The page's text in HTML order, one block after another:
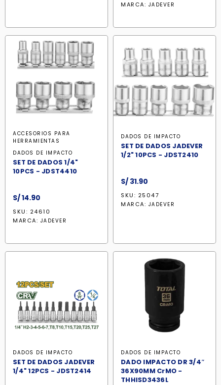
MARCA: JADEVER
ACCESORIOS PARA
HERRAMIENTAS
DADOS DE IMPACTO
SET DE DADOS 1/4"
10PCS - JDST4410
S/14.90
SKU: 24610
MARCA: JADEVER
DADOS DE IMPACTO
SET DE DADOS JADEVER
1/2" 10PCS - JDST2410
S/ 31.90
SKU: 25047
MARCA: JADEVER
DADOS DE IMPACTO
SET DE DADOS JADEVER
1/4" 12PCS - JDST2414
DADOS DE IMPACTO
DADO IMPACTO DR 3/4″
36X90MM CrMO -
THHISD3436L